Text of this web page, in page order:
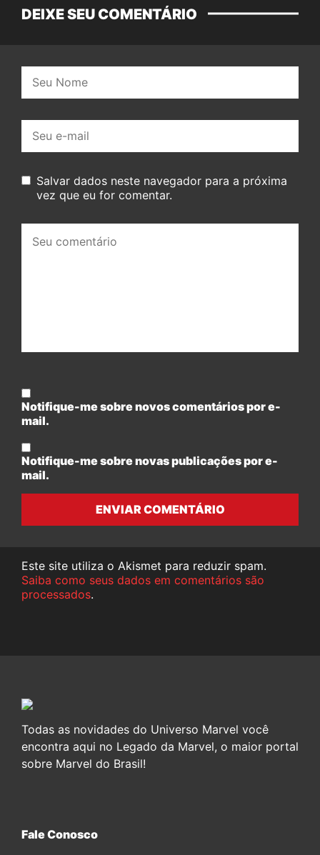
DEIXE SEU COMENTÁRIO
mail:
Salvar dados neste navegador para a próxima
vez que eu for comentar.
comentário:
Notifique-me sobre novos comentários por e-
mail.
Notifique-me sobre novas publicações por e-
mail.
ENVIAR COMENTÁRIO
Este site utiliza o Akismet para reduzir spam.
Saiba como seus dados em comentários são
processados.
Todas as novidades do Universo Marvel você
encontra aqui no Legado da Marvel, o maior portal
sobre Marvel do Brasil!
Fale Conosco